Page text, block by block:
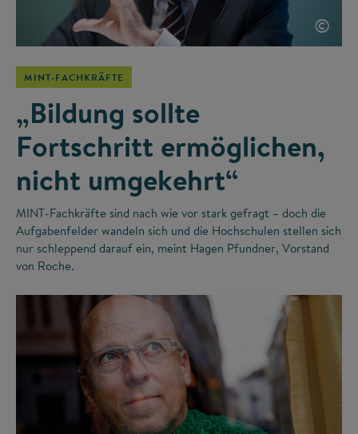
©
MINT-FACHKRÄFTE
„Bildung sollte
Fortschritt ermöglichen,
nicht umgekehrt“
MINT-Fachkräfte sind nach wie vor stark gefragt – doch die
Aufgabenfelder wandeln sich und die Hochschulen stellen sich
nur schleppend darauf ein, meint Hagen Pfundner, Vorstand
von Roche.